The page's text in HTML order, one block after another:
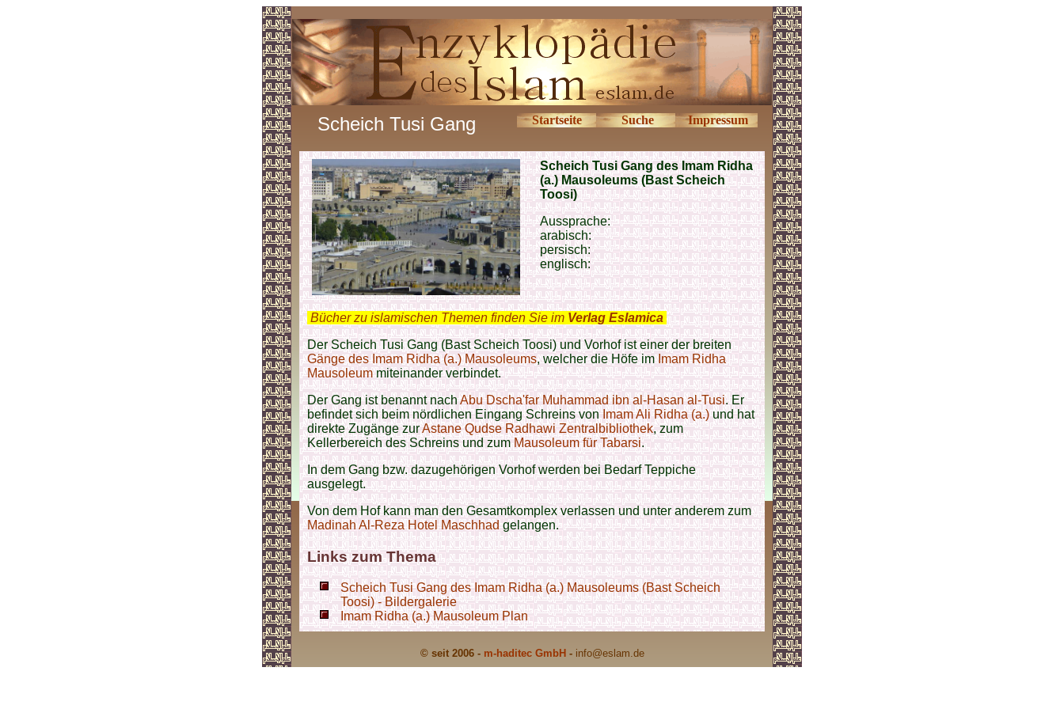
Scheich Tusi Gang Startseite Suche Impressum
Scheich Tusi Gang des Imam Ridha
(a.) Mausoleums (Bast Scheich
Toosi)
Aussprache:
arabisch:
persisch:
englisch:
Bücher zu islamischen Themen finden Sie im Verlag Eslamica
Der Scheich Tusi Gang (Bast Scheich Toosi) und Vorhof ist einer der breiten
Gänge des Imam Ridha (a.) Mausoleums, welcher die Höfe imImam Ridha
Mausoleummiteinander verbindet.
Der Gang ist benannt nachAbu Dscha'far Muhammad ibn al-Hasan al-Tusi. Er
befindet sich beim nördlichen Eingang Schreins vonImam Ali Ridha (a.)und hat
direkte Zugänge zurAstane Qudse Radhawi Zentralbibliothek, zum
Kellerbereich des Schreins und zumMausoleum für Tabarsi.
In dem Gang bzw. dazugehörigen Vorhof werden bei Bedarf Teppiche
ausgelegt.
Von dem Hof kann man den Gesamtkomplex verlassen und unter anderem zum
Madinah Al-Reza Hotel Maschhadgelangen.
Links zum Thema
Scheich Tusi Gang des Imam Ridha (a.) Mausoleums (Bast Scheich
Toosi) - Bildergalerie
Imam Ridha (a.) Mausoleum Plan
© seit 2006 - m-haditec GmbH - info@eslam.de